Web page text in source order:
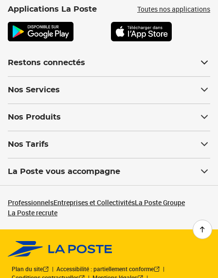
Applications La Poste Toutes nos applications
Restons connectés
Nos Services
Nos Produits
Nos Tarifs
La Poste vous accompagne
ProfessionnelsEntreprises et CollectivitésLa Poste Groupe
La Poste recrute
Plan du site
Accessibilité : partiellement conforme